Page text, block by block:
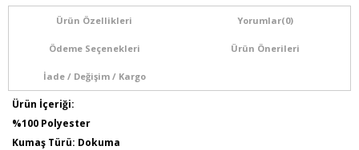
Ürün Özellikleri Yorumlar(0)
Ödeme Seçenekleri Ürün Önerileri
İade / Değişim / Kargo
Ürün İçeriği:
%100 Polyester
Kumaş Türü: Dokuma